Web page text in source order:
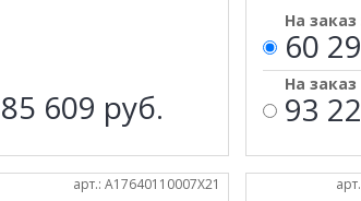
85 609 руб.
На
60
На
93
арт.: A17640110007X21